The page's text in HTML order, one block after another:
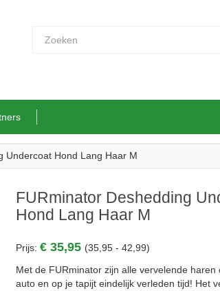
Undercoat Hond Lang Haar M
FURminator Deshedding
Hond Lang Haar M
Prijs:€ 35,95 (35,95 - 42,99)
Met de FURminator zijn alle vervelende haren
auto en op je tapijt eindelijk verleden tijd! Het